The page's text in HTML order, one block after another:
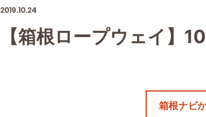
2019.10.24
【箱根ロープウェイ】
箱根ナビ